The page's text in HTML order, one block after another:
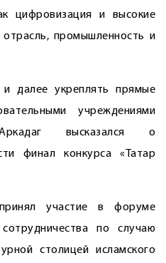
цифровизация и высокие
отрасль, промышленность и
и далее укреплять прямые
учреждениями
высказался о
финал конкурса «Татар
участие в форуме
по случаю
столицей исламского